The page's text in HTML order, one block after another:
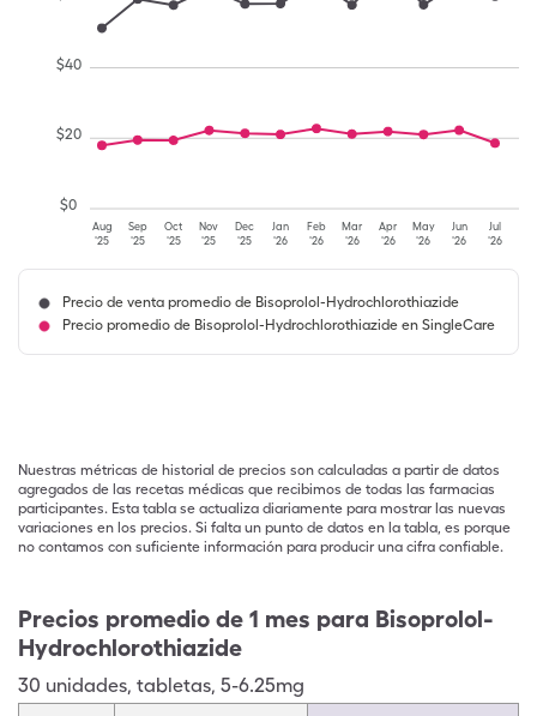
Aug
'25
Sep
'25
Oct
'25
Nov
'25
Dec
'25
Jan
'26
Feb
'26
Mar
'26
Apr
'26
May
'26
Jun
'26
Jul
'26
$0
$20
$40
Precio de venta promedio de Bisoprolol-Hydrochlorothiazide
Precio promedio de Bisoprolol-Hydrochlorothiazide en SingleCare
Nuestras métricas de historial de precios son calculadas a partir de datos
agregados de las recetas médicas que recibimos de todas las farmacias
participantes. Esta tabla se actualiza diariamente para mostrar las nuevas
variaciones en los precios. Si falta un punto de datos en la tabla, es porque
no contamos con suficiente información para producir una cifra confiable.
Precios promedio de 1 mes para Bisoprolol-
Hydrochlorothiazide
30 unidades, tabletas, 5-6.25mg